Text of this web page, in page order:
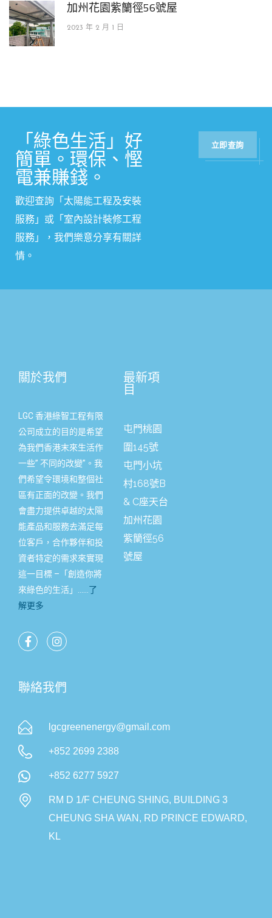
加州花園紫籣徑56號屋
2023 年 2 月 1 日
「綠色生活」好
簡單。環保、慳
電兼賺錢。
歡迎查詢「太陽能工程及安裝
服務」或 「 室內設計裝修工程
服務 」
，我們樂意分享有關詳
情。
立即查詢
關於我們
LGC 香港綠智工程有限
公司成立的目的是希望
為我們香港末來生活作
一些” 不同的改變”。我
們希望令環境和整個社
區有正面的改變。我們
會盡力提供卓越的太陽
能產品和服務去滿足每
位客戶，合作夥伴和投
資者特定的需求來實現
這一目標 –「創造你將
來綠色的生活」…… 了
解更多
最新項
目
屯門桃園
圍145號
屯門小坑
村168號B
& C座天台
加州花園
紫籣徑56
號屋
聯絡我們
lgcgreenenergy@gmail.com
+852 2699 2388
+852 6277 5927
RM D 1/F CHEUNG SHING, BUILDING 3
CHEUNG SHA WAN, RD PRINCE EDWARD,
KL